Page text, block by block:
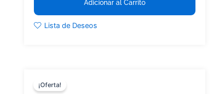
Adicionar al Carrito
Lista de Deseos
¡Oferta!